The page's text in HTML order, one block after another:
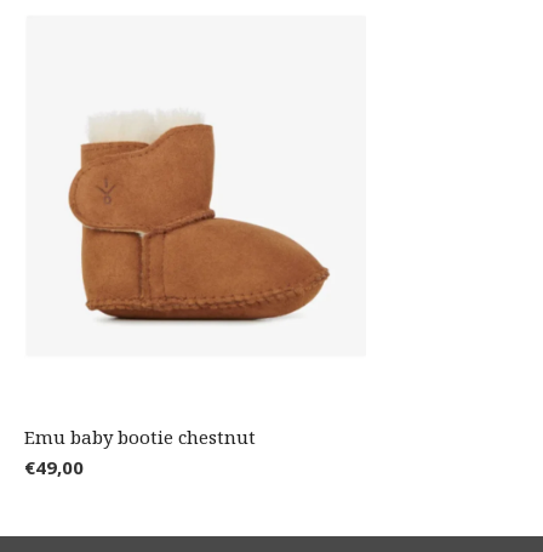
Emu baby bootie chestnut
€49,00